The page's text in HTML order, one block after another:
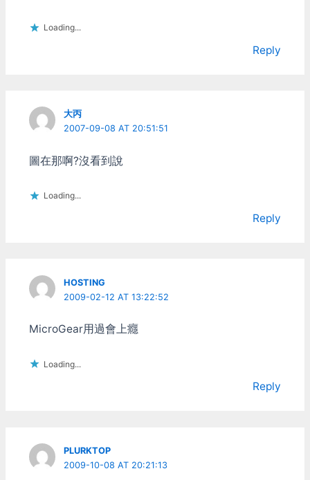
是[ctrl-b] 因大家習慣的
attach {session name} 繼
續之前的session, 並把其它
attach -d…
Loading...
Reply
大丙
2007-09-08 AT 20:51:51
圖在那啊?沒看到說
Loading...
Reply
HOSTING
2009-02-12 AT 13:22:52
MicroGear用過會上癮
Loading...
Reply
PLURKTOP
2009-10-08 AT 20:21:13